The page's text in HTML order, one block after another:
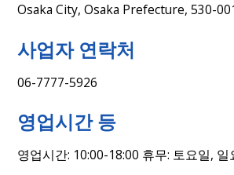
Osaka City, Osaka Prefecture, 530-
사업자 연락처
06-7777-5926
영업시간 등
영업시간: 10:00-18:00 휴무: 토요일, 일